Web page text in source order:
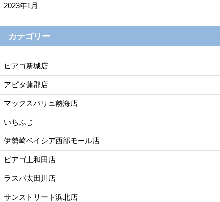
2023年1月
カテゴリー
ピアゴ新城店
アピタ蒲郡店
マックスバリュ熱海店
いちふじ
伊勢崎ベイシア西部モール店
ピアゴ上和田店
ラスパ太田川店
サンストリート浜北店